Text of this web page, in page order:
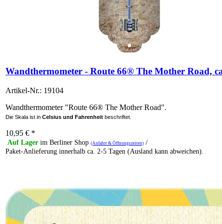
Wandthermometer - Route 66® The Mother Road,
Artikel-Nr.: 19104
Wandthermometer "Route 66® The Mother Road".
Die Skala ist in Celsius und Fahrenheit beschriftet.
10,95 € *
Auf Lager im Berliner Shop (Anfahrt & Öffnungszeiten) /
Paket-Anlieferung innerhalb ca. 2-5 Tagen (Ausland kann abweichen).